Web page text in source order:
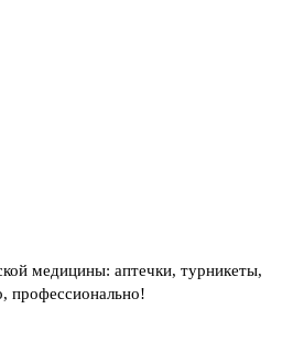
медицины: аптечки, турникеты,
профессионально!